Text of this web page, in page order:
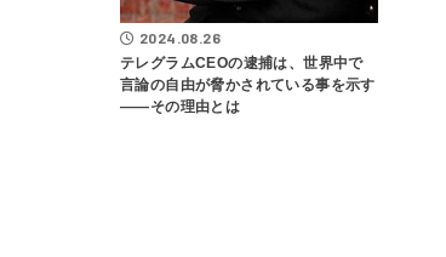
2024.08.26
テレグラムCEOの逮捕は、世界中で
言論の自由が脅かされている事を示す
――その理由とは